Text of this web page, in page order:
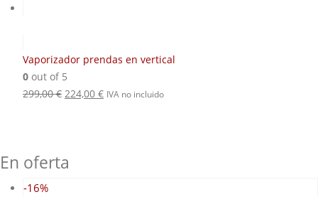
Vaporizador prendas en vertical
0 out of 5
299,00€ El
299,00 €.
224,00 €ElIVA no incluido
En oferta
-16%